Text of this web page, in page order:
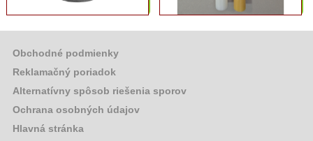
Obchodné podmienky
Reklamačný poriadok
Alternatívny spôsob riešenia sporov
Ochrana osobných údajov
Hlavná stránka